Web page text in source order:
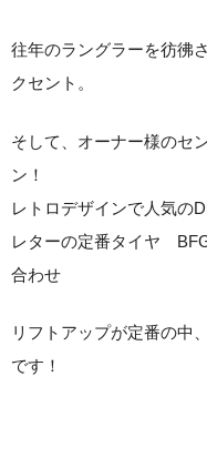
往年のラングラーを彷彿
クセント。
そして、オーナー様のセ
ン！
レトロデザインで人気の
レターの定番タイヤ
合わせ
リフトアップが定番の中
です！